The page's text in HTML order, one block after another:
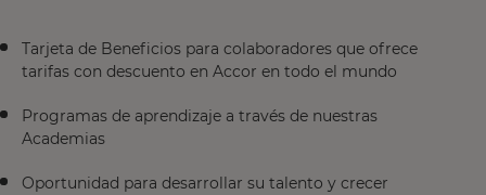
Tarjeta de Beneficios para colaboradores que ofrece
tarifas con descuento en Accor en todo el mundo
Programas de aprendizaje a través de nuestras
Academias
Oportunidad para desarrollar su talento y crecer